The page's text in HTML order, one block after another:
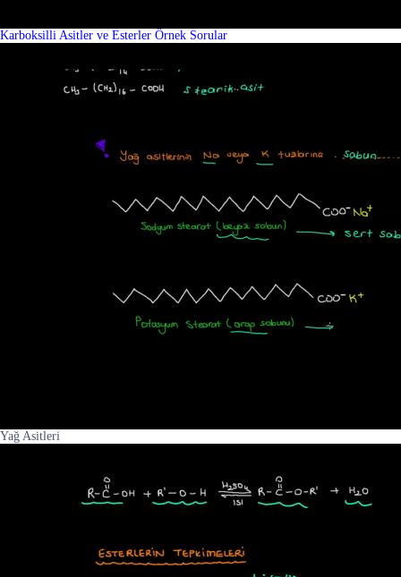
Karboksilli Asitler ve Esterler Örnek Sorular
Yağ Asitleri